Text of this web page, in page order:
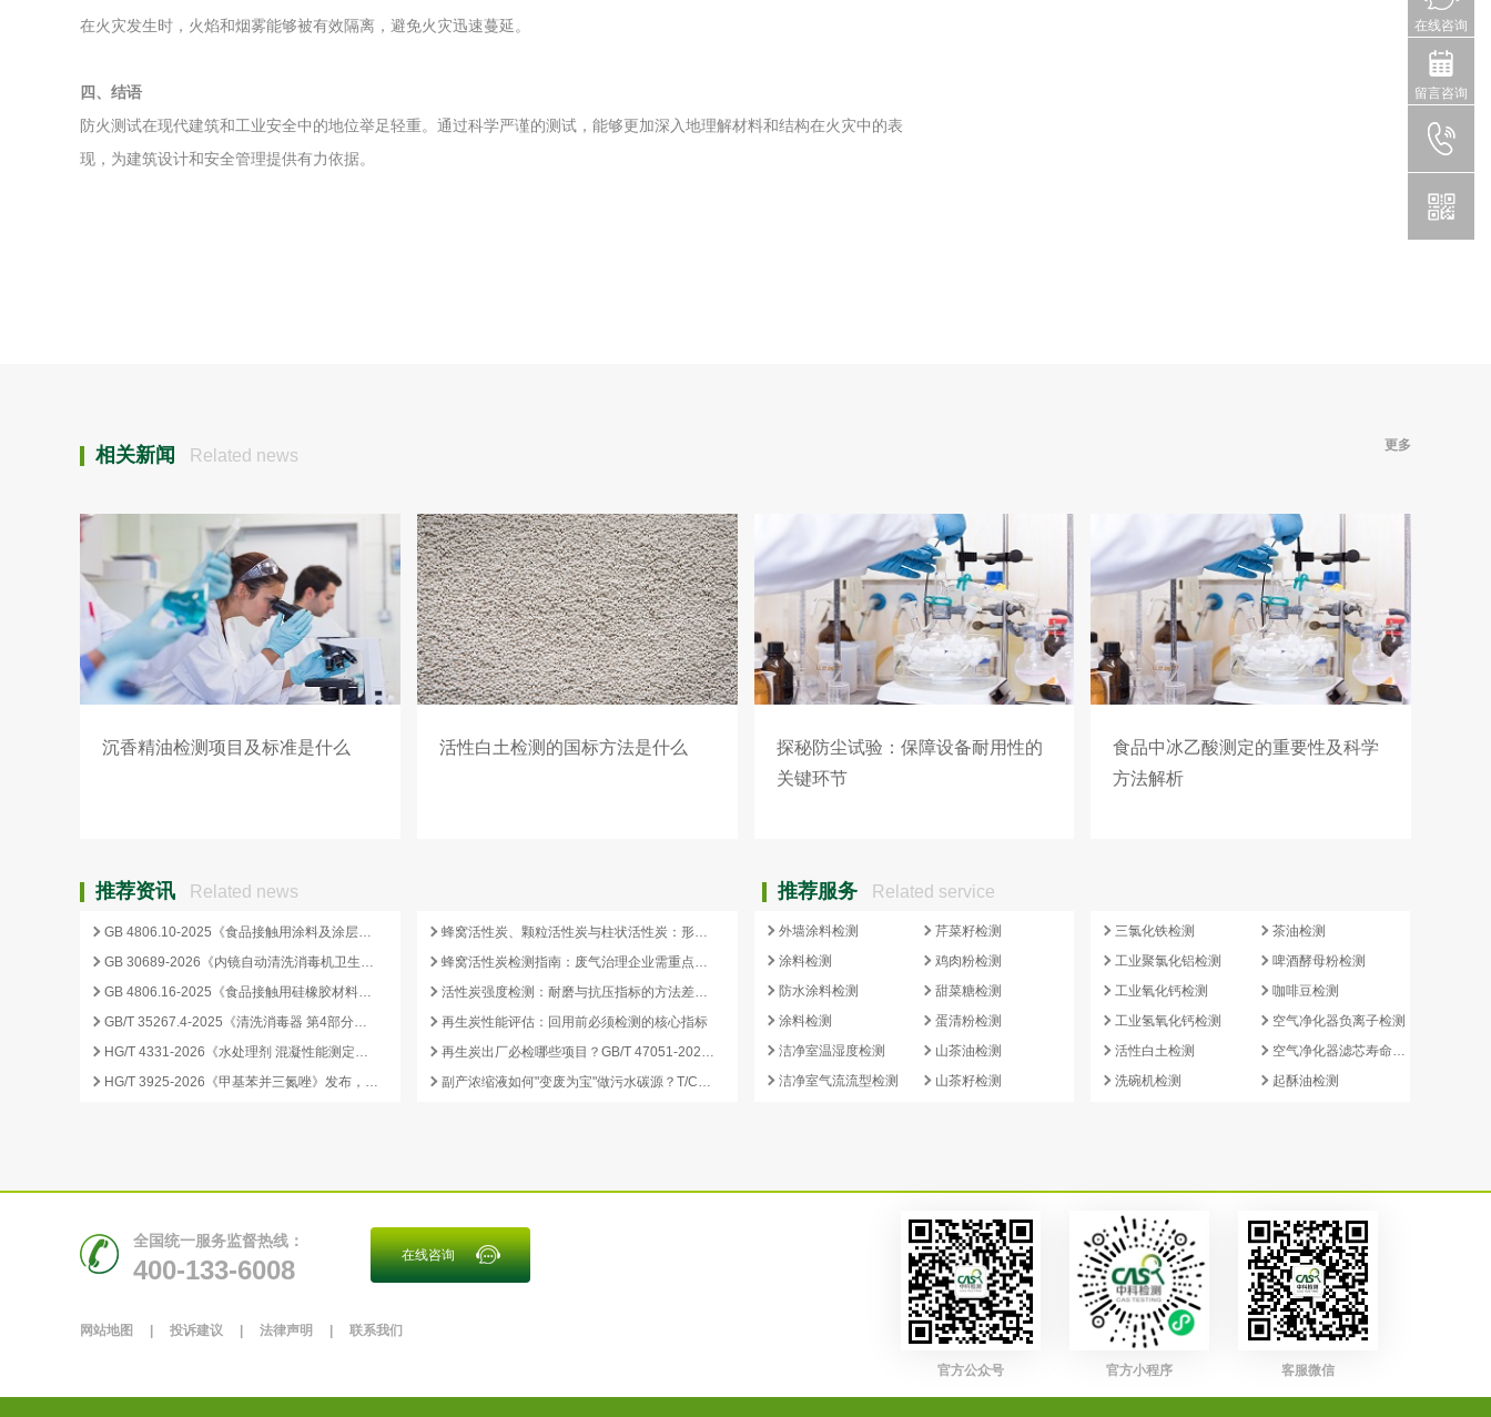
在火灾发生时，火焰和烟雾能够被有效隔离，避免火灾迅速蔓延。
四、结语
防火测试在现代建筑和工业安全中的地位举足轻重。通过科学严谨的测试，能够更加深入地理解材料和结构在火灾中的表
现，为建筑设计和安全管理提供有力依据。
相关新闻 Related news
更多
沉香精油检测项目及标准是什么 活性白土检测的国标方法是什么
探秘防尘试验：保障设备耐用性的
关键环节
食品中冰乙酸测定的重要性及科学
方法解析
推荐资讯 Related news 推荐服务 Related service
GB 4806.10-2025《食品接触用涂料及涂层》标准核心变化解析
GB 30689-2026《内镜自动清洗消毒机卫生要求》解读与检测合规要点
GB 4806.16-2025《食品接触用硅橡胶材料及制品》标准解析
GB/T 35267.4-2025《清洗消毒器 第4部分：内镜清洗消毒器》标准解读与检测项目清单
HG/T 4331-2026《水处理剂 混凝性能测定方法》发布，2026 年 12 月 1 日起实施
HG/T 3925-2026《甲基苯并三氮唑》发布，2026 年 12 月 1 日起实施
蜂窝活性炭、颗粒活性炭与柱状活性炭：形态差异与检测重点对照
蜂窝活性炭检测指南：废气治理企业需重点关注的5项核心指标
活性炭强度检测：耐磨与抗压指标的方法差异及验收意义
再生炭性能评估：回用前必须检测的核心指标
再生炭出厂必检哪些项目？GB/T 47051-2026 再生活性炭检测清单这样列
副产浓缩液如何"变废为宝"做污水碳源？T/CCEIA 0006-2026 核心解读
外墙涂料检测
涂料检测
防水涂料检测
涂料检测
洁净室温湿度检测
洁净室气流流型检测
芹菜籽检测
鸡肉粉检测
甜菜糖检测
蛋清粉检测
山茶油检测
山茶籽检测
三氯化铁检测
工业聚氯化铝检测
工业氧化钙检测
工业氢氧化钙检测
活性白土检测
洗碗机检测
茶油检测
啤酒酵母粉检测
咖啡豆检测
空气净化器负离子检测
空气净化器滤芯寿命检测
起酥油检测
全国统一服务监督热线：
400-133-6008 在线咨询
网站地图 投诉建议 法律声明 联系我们
官方公众号 官方小程序 客服微信
在线咨询
留言咨询